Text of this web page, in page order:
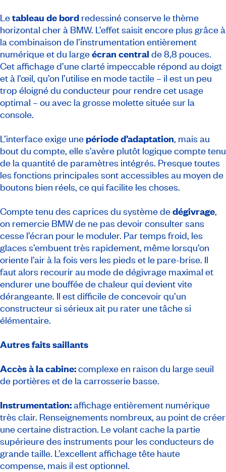
Letableau de bord redessiné conserve le thème
horizontal cher à BMW. L’effet saisit encore plus grâce à
la combinaison de l’instrumentation entièrement
numérique et du largeécran central de 8,8 pouces.
Cet affichage d’une clarté impeccable répond au doigt
et à l’œil, qu’on l’utilise en mode tactile – il est un peu
trop éloigné du conducteur pour rendre cet usage
optimal – ou avec la grosse molette située sur la
console.
L’interface exige une période d’adaptation, mais au
bout du compte, elle s’avère plutôt logique compte tenu
de la quantité de paramètres intégrés. Presque toutes
les fonctions principales sont accessibles au moyen de
boutons bien réels, ce qui facilite les choses.
Compte tenu des caprices du système dedégivrage,
on remercie BMW de ne pas devoir consulter sans
cesse l’écran pour le moduler. Par temps froid, les
glaces s’embuent très rapidement, même lorsqu’on
oriente l’air à la fois vers les pieds et le pare-brise. Il
faut alors recourir au mode de dégivrage maximal et
endurer une bouffée de chaleur qui devient vite
dérangeante. Il est difficile de concevoir qu’un
constructeur si sérieux ait pu rater une tâche si
élémentaire.
Autres faits saillants
Accès à la cabine:complexe en raison du large seuil
de portières et de la carrosserie basse.
Instrumentation:affichage entièrement numérique
très clair. Renseignements nombreux, au point de créer
une certaine distraction. Le volant cache la partie
supérieure des instruments pour les conducteurs de
grande taille. L’excellent affichage tête haute
compense, mais il est optionnel.